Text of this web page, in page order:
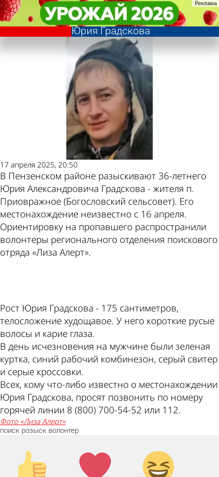
В Пензенском районе
разыскивают 36-летнего
Юрия Градскова
Происшествия
17 апреля 2025, 20:50
В Пензенском районе разыскивают 36-летнего
Юрия Александровича Градскова - жителя п.
Приовражное (Богословский сельсовет). Его
местонахождение неизвестно с 16 апреля.
Ориентировку на пропавшего распространили
волонтеры регионального отделения поискового
отряда «Лиза Алерт».
Рост Юрия Градскова - 175 сантиметров,
телосложение худощавое. У него короткие русые
волосы и карие глаза.
В день исчезновения на мужчине были зеленая
куртка, синий рабочий комбинезон, серый свитер
и серые кроссовки.
Всех, кому что-либо известно о местонахождении
Юрия Градскова, просят позвонить по номеру
горячей линии 8 (800) 700-54-52 или 112.
фото «Лиза Алерт»
поиск розыск волонтер
Палец
вверх!
Лайк!
Дикий
смех!
В Пензенском районе
разыскивают 36-летнего
Юрия Градскова
Происшествия
Другие новости по
теме
Погода и курсы
валют в Пензе